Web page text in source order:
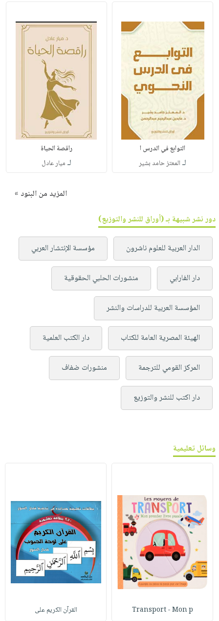
التوابع في الدرس ا
لـ المعتز حامد بشير
راقصة الحياة
لـ ميار عادل
المزيد من البنود »
دور نشر شبيهة بـ (أوراق للنشر والتوزيع)
الدار العربية للعلوم ناشرون مؤسسة الإنتشار العربي
دار الفارابي منشورات الحلبي الحقوقية
المؤسسة العربية للدراسات والنشر
الهيئة المصرية العامة للكتاب دار الكتب العلمية
المركز القومي للترجمة منشورات ضفاف
دار اكتب للنشر والتوزيع
وسائل تعليمية
Transport - Mon p القرآن الكريم على